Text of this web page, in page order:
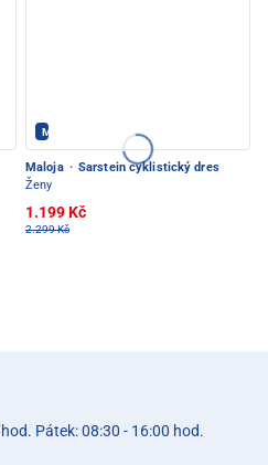
Maloja - PEC POD SNĚŽKOU
Maloja · Sarstein cyklistický dres
Ženy
1.199 Kč
2.299 Kč
Pátek: 08:30 - 16:00 hod.